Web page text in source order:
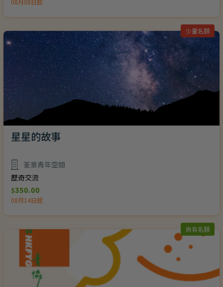
08月08日起
少量名額
星星的故事
荃景青年空間
歷奇交流
$350.00
08月14日起
尚有名額